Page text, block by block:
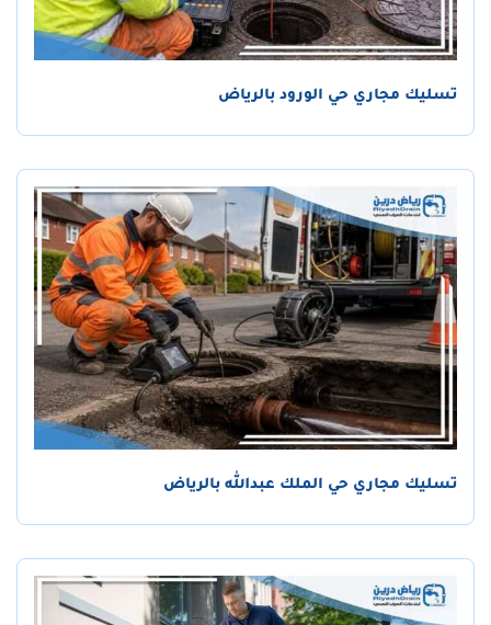
تسليك مجاري حي الورود بالرياض
تسليك مجاري حي الملك عبدالله بالرياض